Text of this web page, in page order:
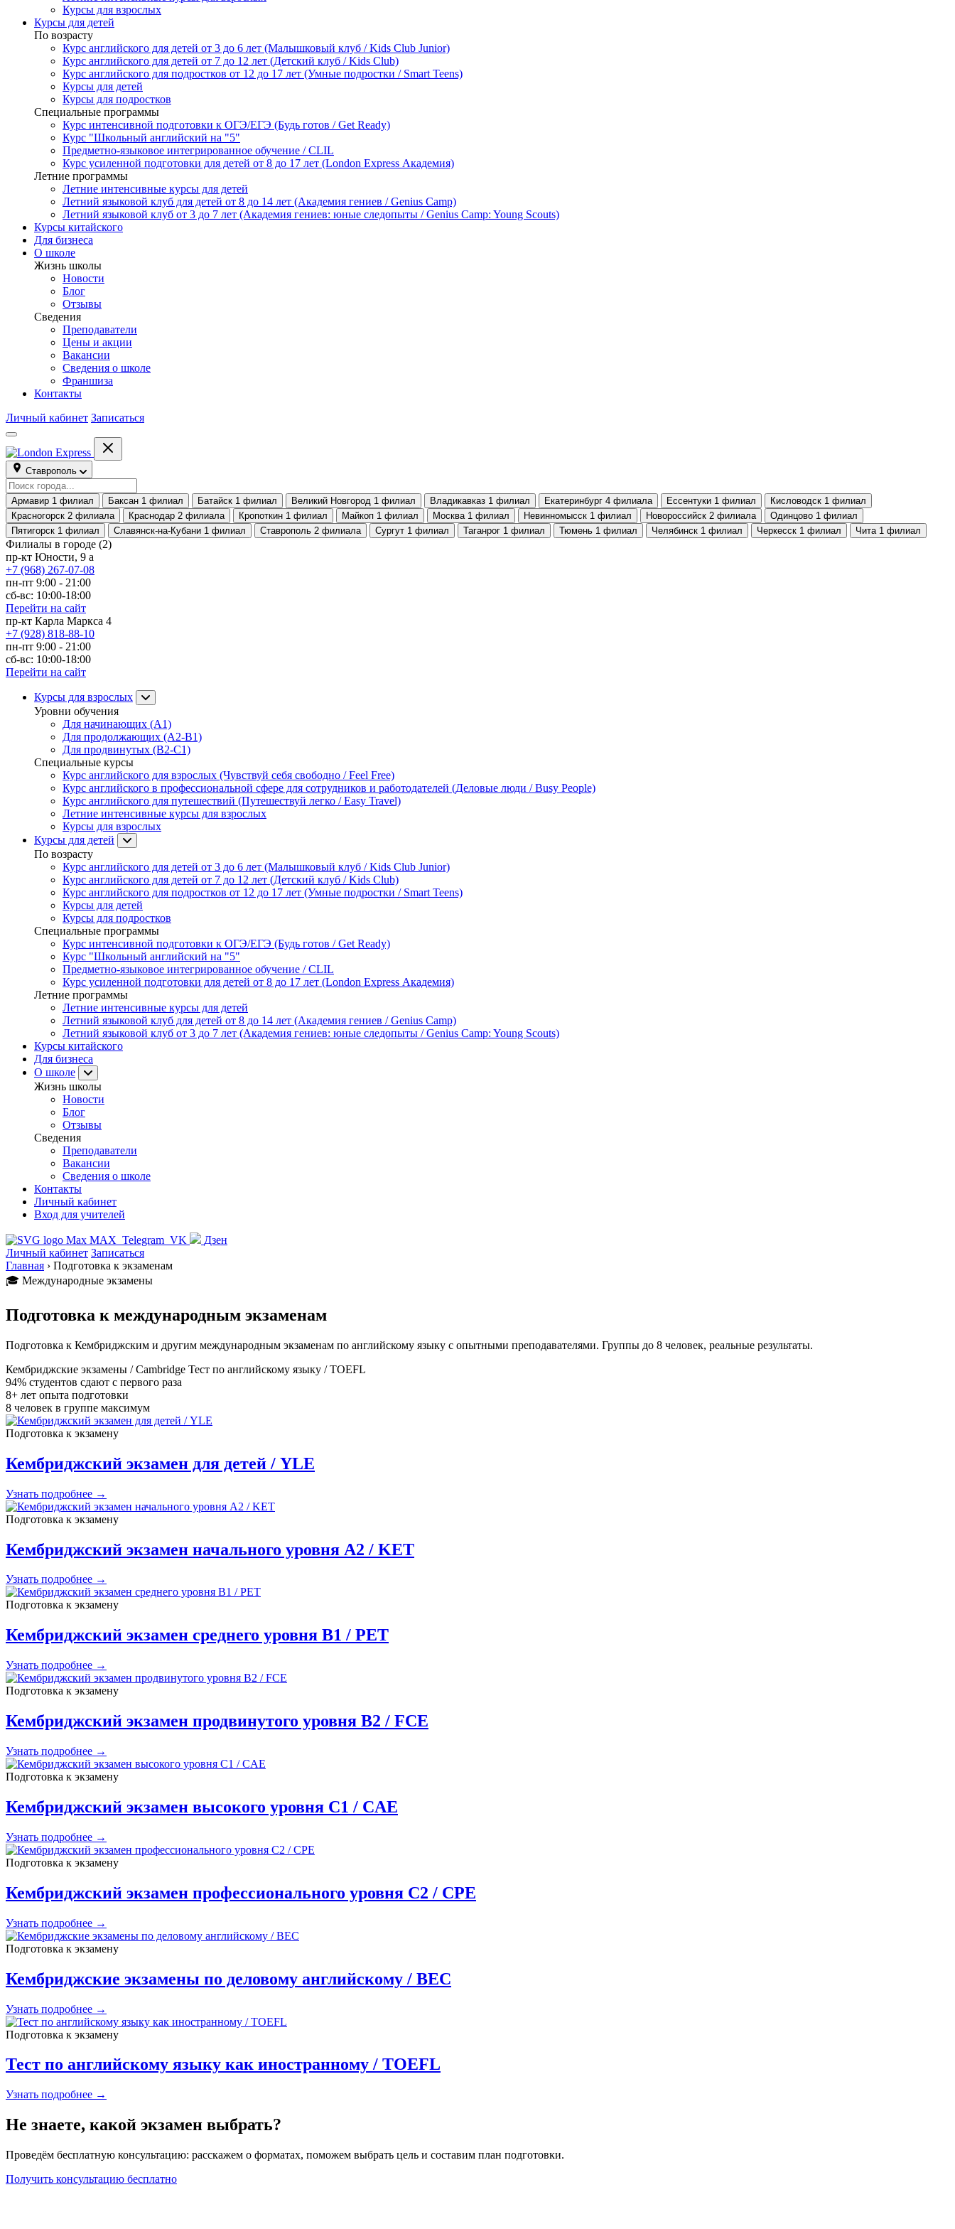
Курсы для взрослых
Курсы для детей
По возрасту
Курс английского для детей от 3 до 6 лет (Малышковый клуб / Kids Club Junior)
Курс английского для детей от 7 до 12 лет (Детский клуб / Kids Club)
Курс английского для подростков от 12 до 17 лет (Умные подростки / Smart Teens)
Курсы для детей
Курсы для подростков
Специальные программы
Курс интенсивной подготовки к ОГЭ/ЕГЭ (Будь готов / Get Ready)
Курс "Школьный английский на "5"
Предметно-языковое интегрированное обучение / CLIL
Курс усиленной подготовки для детей от 8 до 17 лет (London Express Академия)
Летние программы
Летние интенсивные курсы для детей
Летний языковой клуб для детей от 8 до 14 лет (Академия гениев / Genius Camp)
Летний языковой клуб от 3 до 7 лет (Академия гениев: юные следопыты / Genius Camp: Young Scouts)
Курсы китайского
Для бизнеса
О школе
Жизнь школы
Новости
Блог
Отзывы
Сведения
Преподаватели
Цены и акции
Вакансии
Сведения о школе
Франшиза
Контакты
Личный кабинет Записаться
Ставрополь
Армавир 1 филиал Баксан 1 филиал Батайск 1 филиал Великий Новгород 1 филиал Владикавказ 1 филиал Екатеринбург 4 филиала Ессентуки 1 филиал Кисловодск 1 филиал
Красногорск 2 филиала Краснодар 2 филиала Кропоткин 1 филиал Майкоп 1 филиал Москва 1 филиал Невинномысск 1 филиал Новороссийск 2 филиала Одинцово 1 филиал
Пятигорск 1 филиал Славянск-на-Кубани 1 филиал Ставрополь 2 филиала Сургут 1 филиал Таганрог 1 филиал Тюмень 1 филиал Челябинск 1 филиал Черкесск 1 филиал Чита 1 филиал
Филиалы в городе (2)
пр-кт Юности, 9 а
+7 (968) 267-07-08
пн-пт 9:00 - 21:00
сб-вс: 10:00-18:00
Перейти на сайт
пр-кт Карла Маркса 4
+7 (928) 818-88-10
пн-пт 9:00 - 21:00
сб-вс: 10:00-18:00
Перейти на сайт
Курсы для взрослых
Уровни обучения
Для начинающих (A1)
Для продолжающих (A2-B1)
Для продвинутых (B2-C1)
Специальные курсы
Курс английского для взрослых (Чувствуй себя свободно / Feel Free)
Курс английского в профессиональной сфере для сотрудников и работодателей (Деловые люди / Busy People)
Курс английского для путешествий (Путешествуй легко / Easy Travel)
Летние интенсивные курсы для взрослых
Курсы для взрослых
Курсы для детей
По возрасту
Курс английского для детей от 3 до 6 лет (Малышковый клуб / Kids Club Junior)
Курс английского для детей от 7 до 12 лет (Детский клуб / Kids Club)
Курс английского для подростков от 12 до 17 лет (Умные подростки / Smart Teens)
Курсы для детей
Курсы для подростков
Специальные программы
Курс интенсивной подготовки к ОГЭ/ЕГЭ (Будь готов / Get Ready)
Курс "Школьный английский на "5"
Предметно-языковое интегрированное обучение / CLIL
Курс усиленной подготовки для детей от 8 до 17 лет (London Express Академия)
Летние программы
Летние интенсивные курсы для детей
Летний языковой клуб для детей от 8 до 14 лет (Академия гениев / Genius Camp)
Летний языковой клуб от 3 до 7 лет (Академия гениев: юные следопыты / Genius Camp: Young Scouts)
Курсы китайского
Для бизнеса
О школе
Жизнь школы
Новости
Блог
Отзывы
Сведения
Преподаватели
Вакансии
Сведения о школе
Контакты
Личный кабинет
Вход для учителей
MAX Telegram VK
Дзен
Личный кабинет Записаться
Главная › Подготовка к экзаменам
🎓 Международные экзамены
Подготовка к международным экзаменам
Подготовка к Кембриджским и другим международным экзаменам по английскому языку с опытными преподавателями. Группы до 8 человек, реальные результаты.
Кембриджские экзамены / Cambridge Тест по английскому языку / TOEFL
94% студентов сдают с первого раза
8+ лет опыта подготовки
8 человек в группе максимум
Подготовка к экзамену
Кембриджский экзамен для детей / YLE
Узнать подробнее →
Подготовка к экзамену
Кембриджский экзамен начального уровня A2 / KET
Узнать подробнее →
Подготовка к экзамену
Кембриджский экзамен среднего уровня B1 / PET
Узнать подробнее →
Подготовка к экзамену
Кембриджский экзамен продвинутого уровня B2 / FCE
Узнать подробнее →
Подготовка к экзамену
Кембриджский экзамен высокого уровня C1 / CAE
Узнать подробнее →
Подготовка к экзамену
Кембриджский экзамен профессионального уровня C2 / CPE
Узнать подробнее →
Подготовка к экзамену
Кембриджские экзамены по деловому английскому / BEC
Узнать подробнее →
Подготовка к экзамену
Тест по английскому языку как иностранному / TOEFL
Узнать подробнее →
Не знаете, какой экзамен выбрать?
Проведём бесплатную консультацию: расскажем о форматах, поможем выбрать цель и составим план подготовки.
Получить консультацию бесплатно